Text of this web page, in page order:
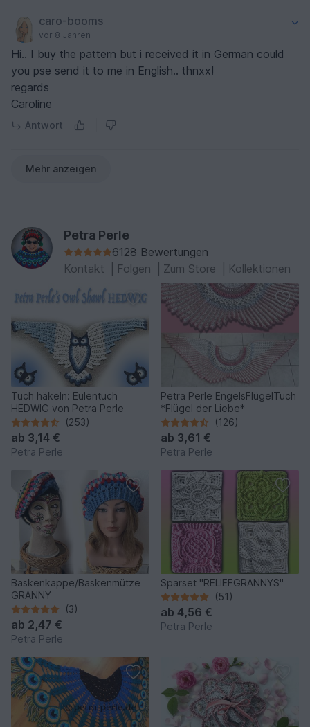
caro-booms
vor 8 Jahren
Hi.. I buy the pattern but i received it in German could
you pse send it to me in English.. thnxx!
regards
Caroline
Antwort
Mehr anzeigen
Petra Perle
6128 Bewertungen
Kontakt
Folgen Zum Store Kollektionen
Tuch häkeln: Eulentuch
HEDWIG von Petra Perle
(253)
ab 3,14 €
Petra Perle
Petra Perle EngelsFlügelTuch
*Flügel der Liebe*
(126)
ab 3,61 €
Petra Perle
Baskenkappe/Baskenmütze
GRANNY
(3)
ab 2,47 €
Petra Perle
Sparset "RELIEFGRANNYS"
(51)
ab 4,56 €
Petra Perle